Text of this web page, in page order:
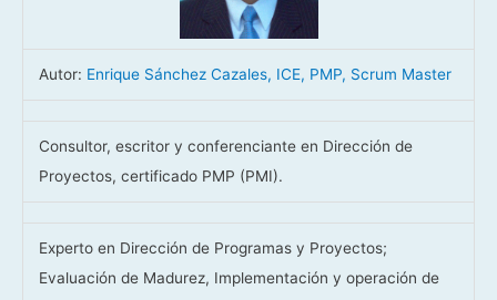
Autor: Enrique Sánchez Cazales, ICE, PMP, Scrum Master
Consultor, escritor y conferenciante en Dirección de
Proyectos, certificado PMP (PMI).
Experto en Dirección de Programas y Proyectos;
Evaluación de Madurez, Implementación y operación de